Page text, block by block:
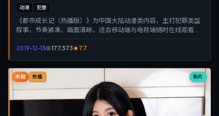
动漫 犯罪
《都市成长记（热播版）》为中国大陆动漫类内容，主打犯罪类型
叙事，节奏紧凑、画面清晰，适合移动端与电视端随时在线观看，
2019-12-13 177,573 7.7
新片
大陆 热播